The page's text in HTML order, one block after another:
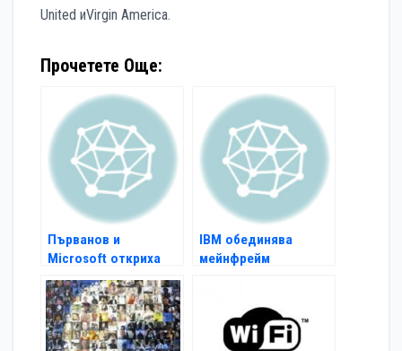
United иVirgin America.
Прочетете Още:
Първанов и
Microsoft откриха
тестови център в
УНСС
IBM обединява
мейнфрейм